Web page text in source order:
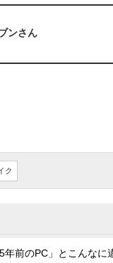
ンさん
ク
5年前のPC」とこんなに